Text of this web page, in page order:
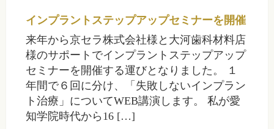
インプラントステップアップセミナーを開催
来年から京セラ株式会社様と大河歯科材料店
様のサポートでインプラントステップアップ
セミナーを開催する運びとなりました。 １
年間で６回に分け、「失敗しないインプラン
ト治療」についてWEB講演します。 私が愛
知学院時代から16 […]